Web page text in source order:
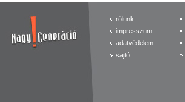
rólunk
impresszum
adatvédelem
sajtó